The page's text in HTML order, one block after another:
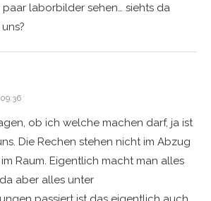
laborbilder sehen… siehts da
ob ich welche machen darf, ja ist
Die Rechen stehen nicht im Abzug
Raum. Eigentlich macht man alles
aber alles unter